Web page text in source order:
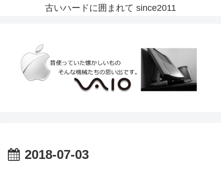
古いハードに囲まれて since2011
2018-07-03